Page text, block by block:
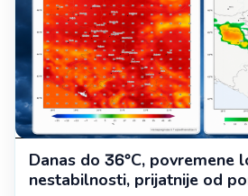
Danas do 36°C, povremene
nestabilnosti, prijatnije od